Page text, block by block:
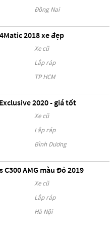
Đồng Nai
2018 xe đẹp
Xe cũ
Lắp ráp
TP HCM
2020 - giá tốt
Xe cũ
Lắp ráp
Bình Dương
C300 AMG màu Đỏ 2019
Xe cũ
Lắp ráp
Hà Nội